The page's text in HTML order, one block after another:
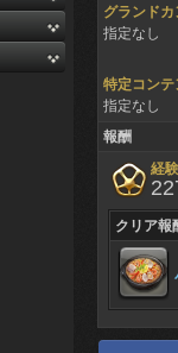
グランド
指定なし
特定コン
指定なし
報酬
経
クリア報